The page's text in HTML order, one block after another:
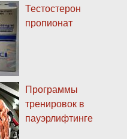
Тестостерон
пропионат
Программы
тренировок в
пауэрлифтинге